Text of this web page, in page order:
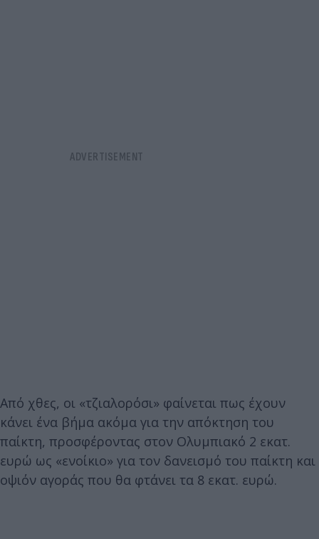
Από χθες, οι «τζιαλορόσι» φαίνεται πως έχουν
κάνει ένα βήμα ακόμα για την απόκτηση του
παίκτη, προσφέροντας στον Ολυμπιακό 2 εκατ.
ευρώ ως «ενοίκιο» για τον δανεισμό του παίκτη και
οψιόν αγοράς που θα φτάνει τα 8 εκατ. ευρώ.